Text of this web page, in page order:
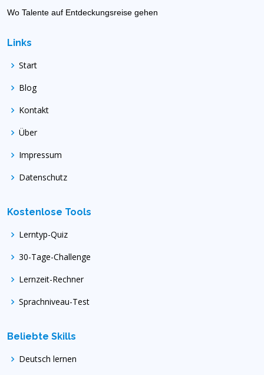
Wo Talente auf Entdeckungsreise gehen
Links
Start
Blog
Kontakt
Über
Impressum
Datenschutz
Kostenlose Tools
Lerntyp-Quiz
30-Tage-Challenge
Lernzeit-Rechner
Sprachniveau-Test
Beliebte Skills
Deutsch lernen